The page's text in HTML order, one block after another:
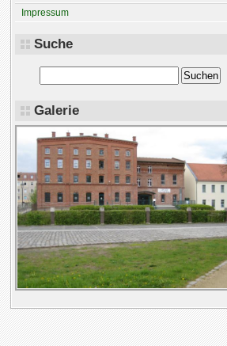
Impressum
Suche
Galerie